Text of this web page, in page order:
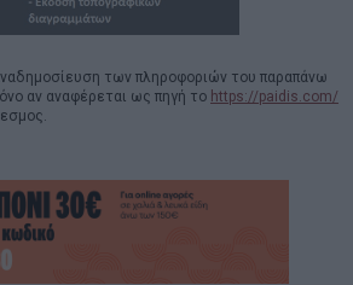
των πληροφοριών του παραπάνω
αν αναφέρεται ως πηγή το https://paidis.com/